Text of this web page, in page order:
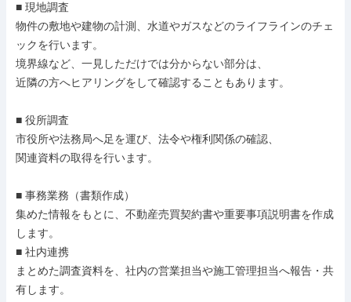
■ 現地調査
物件の敷地や建物の計測、水道やガスなどのライフラインのチェ
ックを行います。
境界線など、一見しただけでは分からない部分は、
近隣の方へヒアリングをして確認することもあります。
■ 役所調査
市役所や法務局へ足を運び、法令や権利関係の確認、
関連資料の取得を行います。
■ 事務業務（書類作成）
集めた情報をもとに、不動産売買契約書や重要事項説明書を作成
します。
■ 社内連携
まとめた調査資料を、社内の営業担当や施工管理担当へ報告・共
有します。